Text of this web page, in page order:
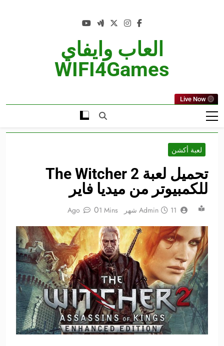
العاب وايفاي
WIFI4Games
Live Now
لعبة أكشن
تحميل لعبة The Witcher 2
للكمبيوتر من ميديا فاير
Admin 11 شهر Ago 01 Mins